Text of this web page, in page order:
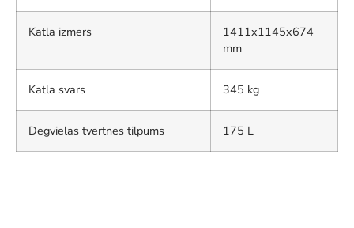
Katla izmērs
1411x1145x674
mm
Katla svars 345 kg
Degvielas tvertnes tilpums 175 L